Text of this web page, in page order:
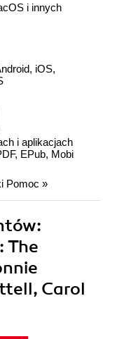
i innych
iOS,
i aplikacjach
EPub, Mobi
Pomoc »
The
Carol